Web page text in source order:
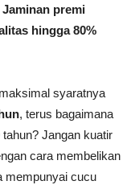
Jaminan premi
hingga 80%
syaratnya
, terus bagaimana
Jangan kuatir
cara membelikan
mempunyai cucu